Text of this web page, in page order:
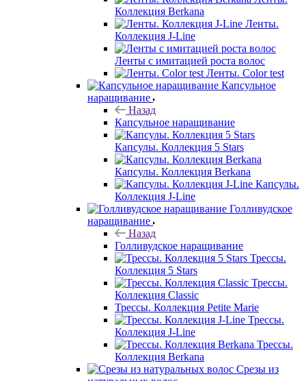
Коллекция Berkana
Ленты.
Коллекция J-Line
Ленты с имитацией роста волос
Ленты. Color test
Капсульное
наращивание
Назад
Капсульное наращивание
Капсулы. Коллекция 5 Stars
Капсулы. Коллекция Berkana
Капсулы.
Коллекция J-Line
Голливудское
наращивание
Назад
Голливудское наращивание
Трессы.
Коллекция 5 Stars
Трессы.
Коллекция Classic
Трессы. Коллекция Petite Marie
Трессы.
Коллекция J-Line
Трессы.
Коллекция Berkana
Срезы из